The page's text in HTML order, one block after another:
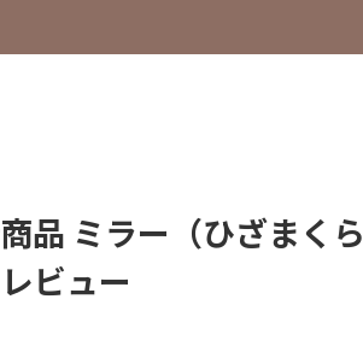
品 ミラー（ひざまく
ビュー